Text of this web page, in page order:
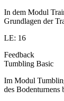
In dem Modul
Grundlagen der
LE: 16
Feedback
Tumbling Basic
Im Modul
des